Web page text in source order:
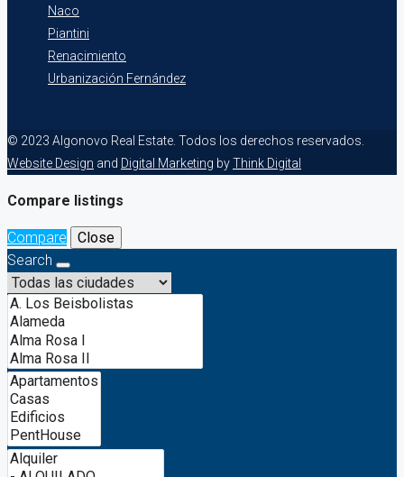
Naco
Piantini
Renacimiento
Urbanización Fernández
© 2023 Algonovo Real Estate. Todos los derechos reservados.
Website Design and Digital Marketing byThink Digital
Compare listings
Compare
Close
Search